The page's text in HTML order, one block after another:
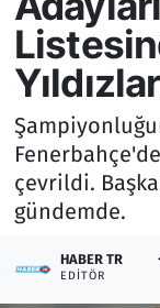
çevrildi.
gündemde.
HABER TR
EDITÖR
Sağlık
Ekonomi
Yaşam
Hava
Tüm
Son Dakika
Haber